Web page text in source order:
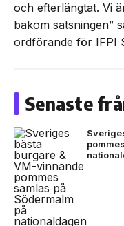
och efterlängtat. Vi
bakom satsningen”
ordförande för IFPI
Senaste